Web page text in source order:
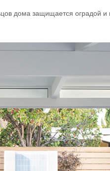
дома защищается оградой и